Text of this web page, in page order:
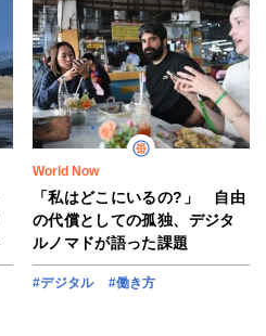
World Now
「私はどこにいるの?」 自由
の代償としての孤独、デジタ
ルノマドが語った課題
#デジタル #働き方